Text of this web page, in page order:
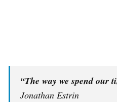
“The way we spend our
Jonathan Estrin